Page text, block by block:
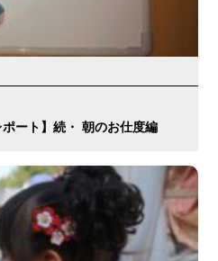
ート】続・ 朝のお仕度編